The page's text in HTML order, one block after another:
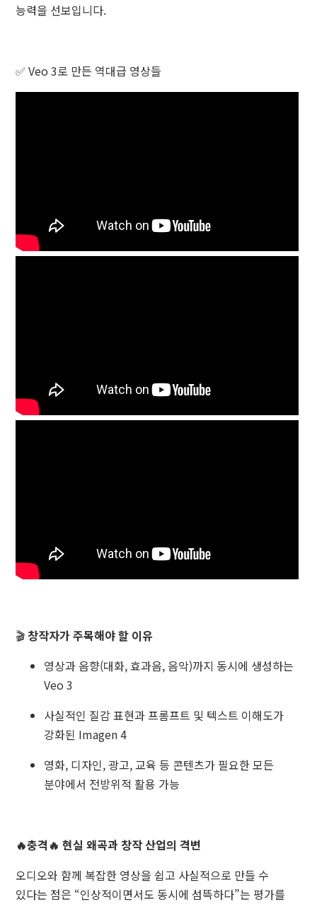
능력을 선보입니다.
✅ Veo 3로 만든 역대급 영상들
🎬 창작자가 주목해야 할 이유
영상과 음향(대화, 효과음, 음악)까지 동시에 생성하는
Veo 3
사실적인 질감 표현과 프롬프트 및 텍스트 이해도가
강화된 Imagen 4
영화, 디자인, 광고, 교육 등 콘텐츠가 필요한 모든
분야에서 전방위적 활용 가능
🔥충격🔥 현실 왜곡과 창작 산업의 격변
오디오와 함께 복잡한 영상을 쉽고 사실적으로 만들 수
있다는 점은 “인상적이면서도 동시에 섬뜩하다”는 평가를